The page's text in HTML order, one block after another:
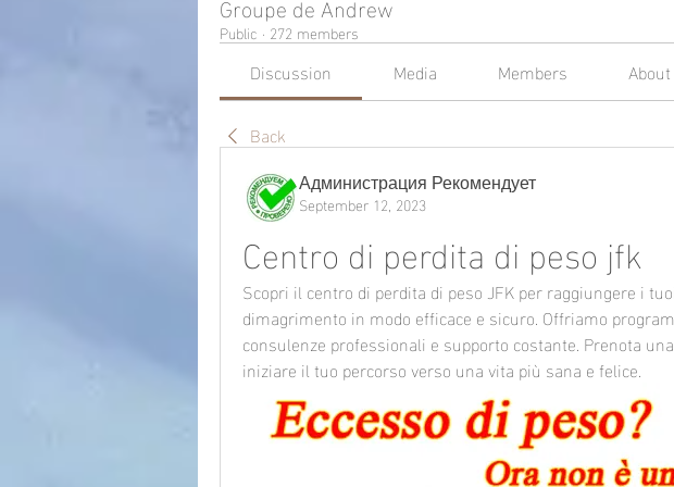
Public · 272 members
Discussion Media Members
About
Back
Администрация Рекомендует
September 12, 2023
Centro di perdita di peso jfk
Scopri il centro di perdita di peso JFK per raggiungere i
dimagrimento in modo efficace e sicuro. Offriamo
consulenze professionali e supporto costante. Prenota
iniziare il tuo percorso verso una vita più sana e felice.